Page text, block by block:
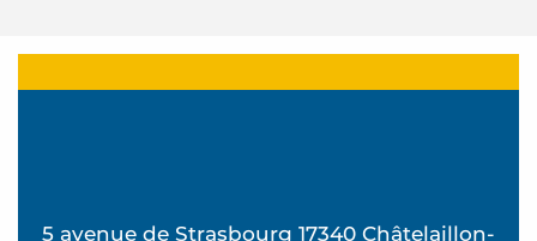
5 avenue de Strasbourg 17340 Châtelaillon-